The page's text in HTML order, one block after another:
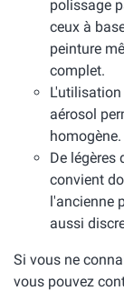
polissage
ceux à
peinture
complet.
aérosol
homogène.
De légères
convient
l'ancienne
aussi
Si vous ne
vous pouvez